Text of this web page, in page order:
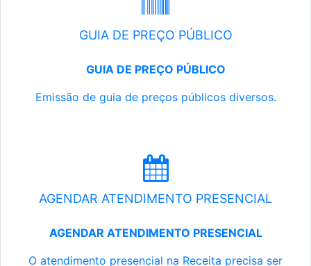
GUIA DE PREÇO PÚBLICO
GUIA DE PREÇO PÚBLICO
Emissão de guia de preços públicos diversos.
AGENDAR ATENDIMENTO PRESENCIAL
AGENDAR ATENDIMENTO PRESENCIAL
O atendimento presencial na Receita precisa ser